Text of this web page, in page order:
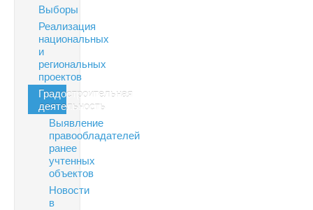
Выборы
Реализация
национальных
и
региональных
проектов
Градостроительная
деятельность
Выявление
правообладателей
ранее
учтенных
объектов
Новости
в